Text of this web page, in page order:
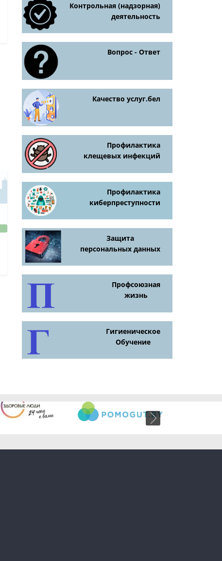
Контрольная (надзорная)
деятельность
Вопрос - Ответ
Качество услуг.бел
Профилактика
клещевых инфекций
Профилактика
киберпреступности
Защита
персональных данных
Профсоюзная
жизнь
Гигиеническое
Обучение